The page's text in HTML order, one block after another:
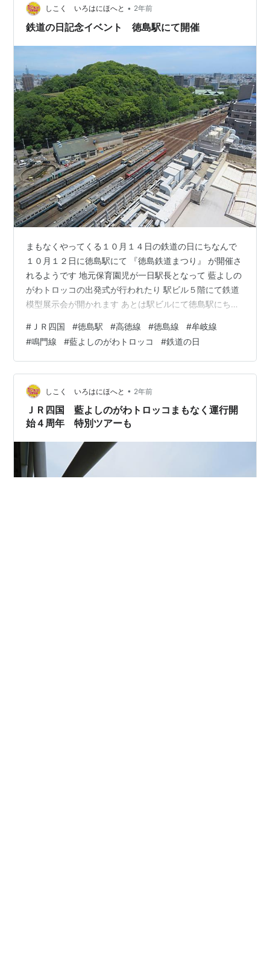
ちどき＞って地味に好きです） トロッコ乗車区間は通常
の阿波池田往復便と…
しこく いろはにほへと • 2年前
鉄道の日記念イベント 徳島駅にて開催
まもなくやってくる１０月１４日の鉄道の日にちなんで
１０月１２日に徳島駅にて 『徳島鉄道まつり』 が開催さ
れるようです 地元保育園児が一日駅長となって 藍よしの
がわトロッコの出発式が行われたり 駅ビル５階にて鉄道
模型展示会が開かれます あとは駅ビルにて徳島駅にちな
気駅弁祭りも予定されています 詳しくは公式リリースを
ご参照ください 鉄道の日記念イベント『徳島鉄道まつ
り』を開催いたします！.pdf ホテル客室より徳島運転所
を望む 鉄道ランキング 乗り物ランキング にほんブログ
村
# ＪＲ四国 #徳島駅 #高徳線 #徳島線 #牟岐線
#鳴門線 #藍よしのがわトロッコ #鉄道の日
しこく いろはにほへと • 2年前
ＪＲ四国 藍よしのがわトロッコまもなく運行開
始４周年 特別ツアーも